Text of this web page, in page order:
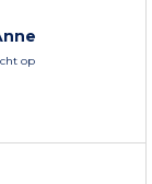
op